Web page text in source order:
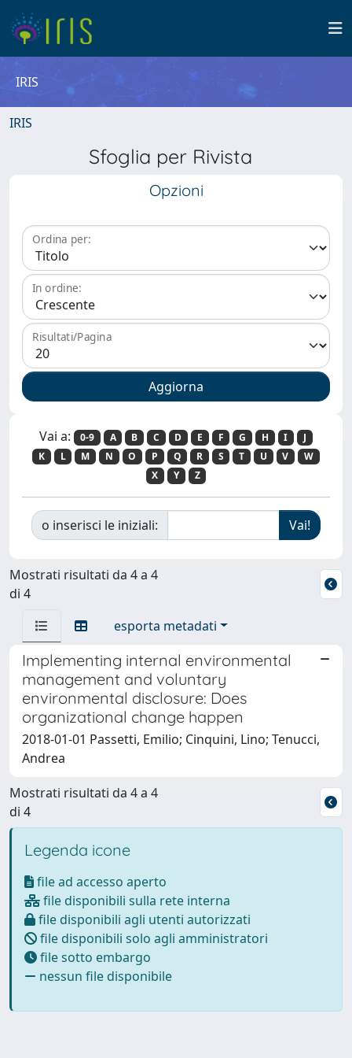
IRIS
IRIS
Sfoglia per Rivista
Opzioni
Ordina per:
In ordine:
Risultati/Pagina
Vai a: 0-9 A B C D E F G H I
J
K
L M N O P Q R S T U V
W
X
Y Z
o inserisci le iniziali:
Mostrati risultati da 4 a 4
di 4
esporta metadati
Implementing internal environmental
management and voluntary
environmental disclosure: Does
organizational change happen
2018-01-01 Passetti, Emilio; Cinquini, Lino; Tenucci,
Andrea
Mostrati risultati da 4 a 4
di 4
Legenda icone
file ad accesso aperto
file disponibili sulla rete interna
file disponibili agli utenti autorizzati
file disponibili solo agli amministratori
file sotto embargo
nessun file disponibile